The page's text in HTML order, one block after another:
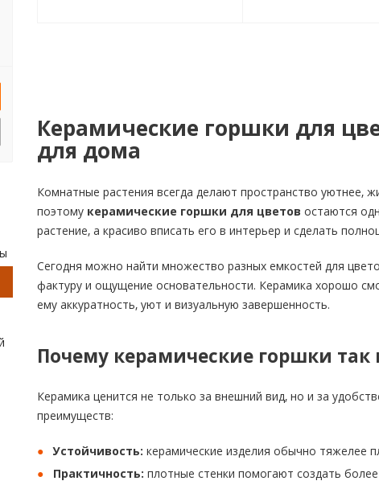
Керамические горшки для
для дома
Комнатные растения всегда делают пространство уютнее,
поэтому керамические горшки для цветов остаются
растение, а красиво вписать его в интерьер и сделать
Сегодня можно найти множество разных емкостей для
фактуру и ощущение основательности. Керамика хорошо
ему аккуратность, уют и визуальную завершенность.
Почему керамические горшки так
Керамика ценится не только за внешний вид, но и за
преимуществ:
Устойчивость: керамические изделия обычно тяжелее
Практичность: плотные стенки помогают создать